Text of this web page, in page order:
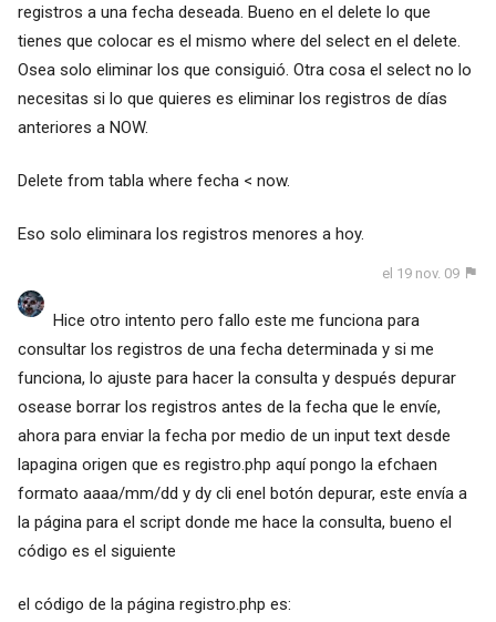
registros a una fecha deseada. Bueno en el delete lo que
tienes que colocar es el mismo where del select en el delete.
Osea solo eliminar los que consiguió. Otra cosa el select no lo
necesitas si lo que quieres es eliminar los registros de días
anteriores a NOW.
Delete from tabla where fecha < now.
Eso solo eliminara los registros menores a hoy.
el 19 nov. 09
Hice otro intento pero fallo este me funciona para
consultar los registros de una fecha determinada y si me
funciona, lo ajuste para hacer la consulta y después depurar
osease borrar los registros antes de la fecha que le envíe,
ahora para enviar la fecha por medio de un input text desde
lapagina origen que es registro.php aquí pongo la efchaen
formato aaaa/mm/dd y dy cli enel botón depurar, este envía a
la página para el script donde me hace la consulta, bueno el
código es el siguiente
el código de la página registro.php es: